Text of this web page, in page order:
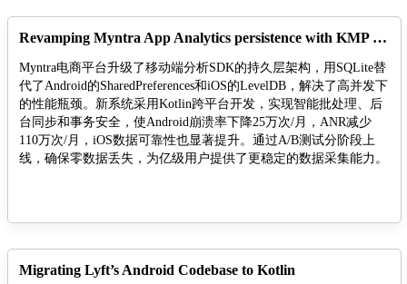
Revamping Myntra App Analytics persistence with KMP and SQLite
Myntra电商平台升级了移动端分析SDK的持久层架构，用SQLite替
代了Android的SharedPreferences和iOS的LevelDB，解决了高并发下
的性能瓶颈。新系统采用Kotlin跨平台开发，实现智能批处理、后
台同步和事务安全，使Android崩溃率下降25万次/月，ANR减少
110万次/月，iOS数据可靠性也显著提升。通过A/B测试分阶段上
线，确保零数据丢失，为亿级用户提供了更稳定的数据采集能力。
Migrating Lyft’s Android Codebase to Kotlin